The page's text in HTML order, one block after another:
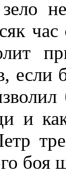
и как
боя